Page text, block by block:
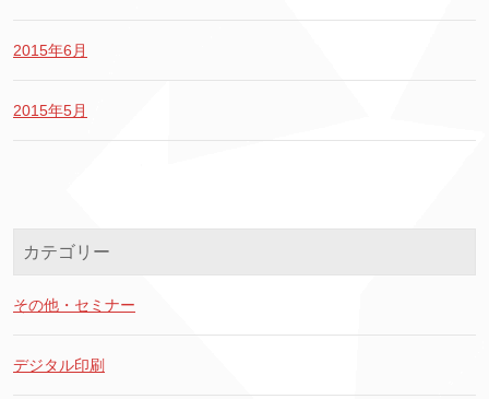
2015年6月
2015年5月
カテゴリー
その他・セミナー
デジタル印刷